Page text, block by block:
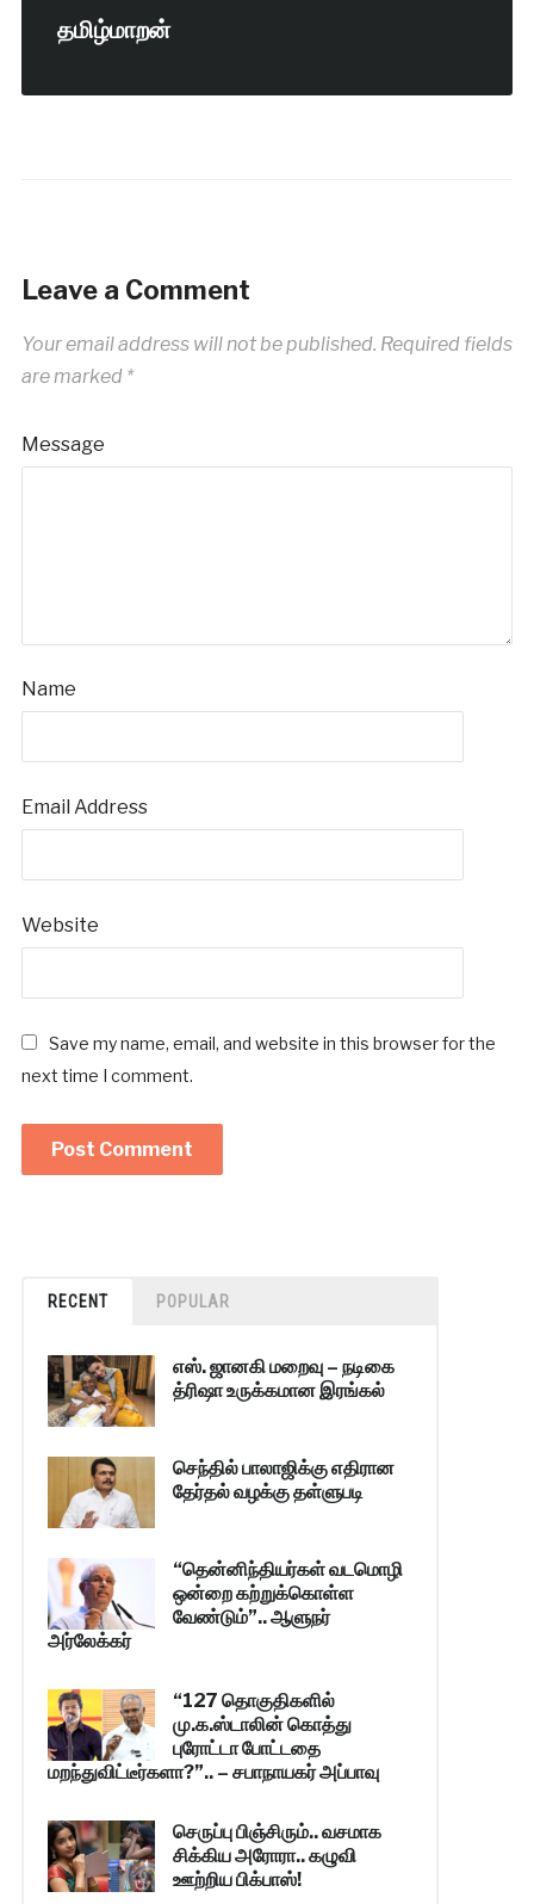
தமிழ்மாறன்
Leave a Comment
Your email address will not be published. Required fields
are marked *
Message
Name
Email Address
Website
Save my name, email, and website in this browser for the
next time I comment.
RECENT POPULAR
எஸ். ஜானகி மறைவு – நடிகை
த்ரிஷா உருக்கமான இரங்கல்
செந்தில் பாலாஜிக்கு எதிரான
தேர்தல் வழக்கு தள்ளுபடி
“தென்னிந்தியர்கள் வடமொழி
ஒன்றை கற்றுக்கொள்ள
வேண்டும்”.. ஆளுநர்
அர்லேக்கர்
“127 தொகுதிகளில்
மு.க.ஸ்டாலின் கொத்து
புரோட்டா போட்டதை
மறந்துவிட்டீர்களா?”.. – சபாநாயகர் அப்பாவு
செருப்பு பிஞ்சிரும்.. வசமாக
சிக்கிய அரோரா.. கழுவி
ஊற்றிய பிக்பாஸ்!